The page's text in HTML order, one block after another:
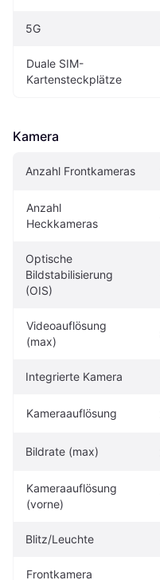
5G
Duale SIM-
Kartensteckplätze
Kamera
Anzahl Frontkameras
Anzahl
Heckkameras
Optische
Bildstabilisierung
(OIS)
Videoauflösung
(max)
Integrierte Kamera
Kameraauflösung
Bildrate (max)
Kameraauflösung
(vorne)
Blitz/Leuchte
Frontkamera